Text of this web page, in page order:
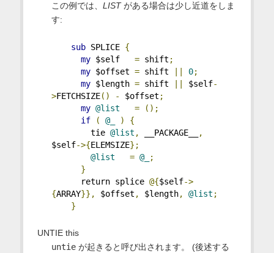
この例では、 LISTがある場合は少し近道をしま
す:
sub SPLICE {
my $self = shift ;
my $offset = shift 0;
my $length = shift $self-
>FETCHSIZE() - $offset ;
my @list =
();
if
( @_ )
{
tie @list , __PACKAGE__
,
$self->{ELEMSIZE};
@list
= @_
;
}
return splice @{$self->
{ARRAY}}, $offset , $length, @list ;
}
UNTIE this
untieが起きると呼び出されます。 (後述する